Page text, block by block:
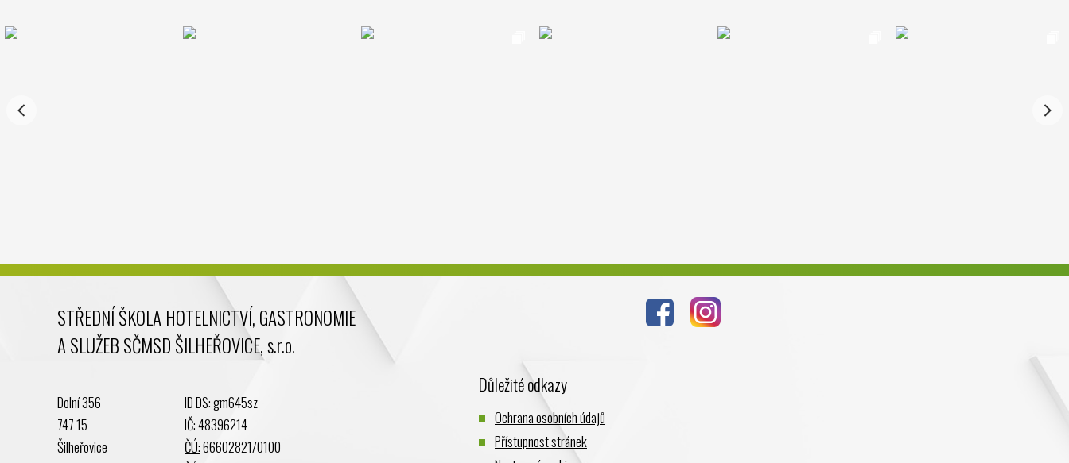
Prosinec 2023
STŘEDNÍ ŠKOLA HOTELNICTVÍ, GASTRONOMIE
A SLUŽEB SČMSD ŠILHEŘOVICE, s.r.o.
Dolní 356
747 15
Šilheřovice
ID DS: gm645sz
IČ: 48396214
ČÚ:66602821/0100
Důležité odkazy
Ochrana osobních údajů
Přístupnost stránek